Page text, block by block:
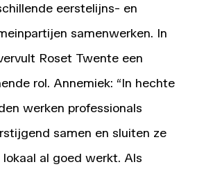
eerstelijns- en
samenwerken. In
Roset Twente een
rol. Annemiek: “In hechte
werken professionals
samen en sluiten ze
al goed werkt. Als